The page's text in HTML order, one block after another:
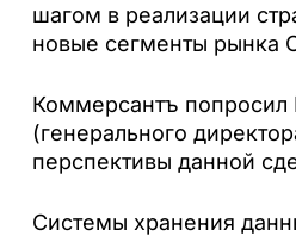
шагом в реализации
новые сегменты рынка
Коммерсантъ попросил
(генерального
перспективы данной
Системы хранения